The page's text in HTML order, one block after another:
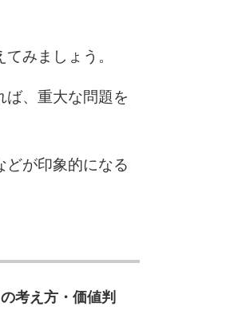
みましょう。
ば、重大な問題を
どが印象的になる
考え方・価値判